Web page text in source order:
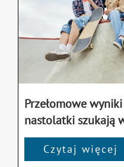
Przełomowe
nastolatki szukają
Czytaj więcej